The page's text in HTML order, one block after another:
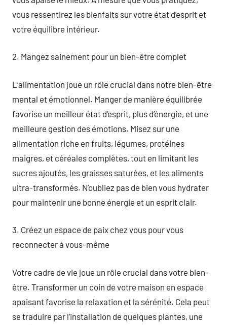
vous ressentirez les bienfaits sur votre état d’esprit et
votre équilibre intérieur.
2. Mangez sainement pour un bien-être complet
L’alimentation joue un rôle crucial dans notre bien-être
mental et émotionnel. Manger de manière équilibrée
favorise un meilleur état d’esprit, plus d’énergie, et une
meilleure gestion des émotions. Misez sur une
alimentation riche en fruits, légumes, protéines
maigres, et céréales complètes, tout en limitant les
sucres ajoutés, les graisses saturées, et les aliments
ultra-transformés. N’oubliez pas de bien vous hydrater
pour maintenir une bonne énergie et un esprit clair.
3. Créez un espace de paix chez vous pour vous
reconnecter à vous-même
Votre cadre de vie joue un rôle crucial dans votre bien-
être. Transformer un coin de votre maison en espace
apaisant favorise la relaxation et la sérénité. Cela peut
se traduire par l’installation de quelques plantes, une